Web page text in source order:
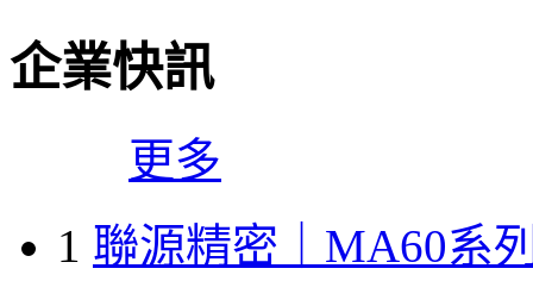
企業快訊
更多
1 聯源精密｜MA60系